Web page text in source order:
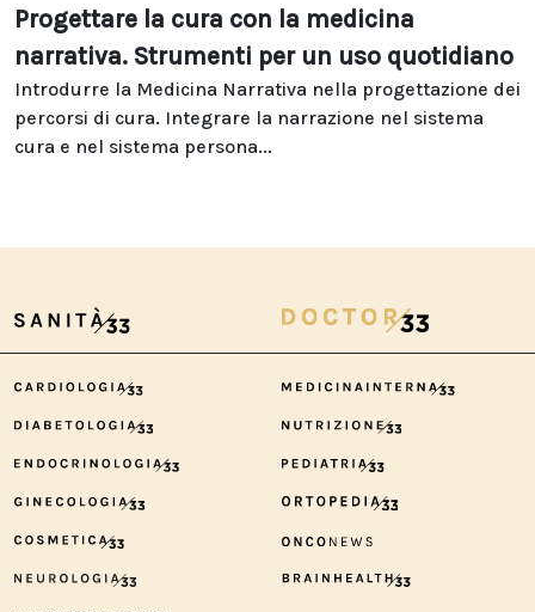
Progettare la cura con la medicina
narrativa. Strumenti per un uso quotidiano
Introdurre la Medicina Narrativa nella progettazione dei
percorsi di cura. Integrare la narrazione nel sistema
cura e nel sistema persona...